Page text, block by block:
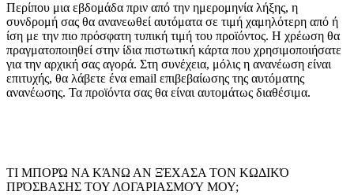
Περίπου μια εβδομάδα πριν από την ημερομηνία λήξης, η
συνδρομή σας θα ανανεωθεί αυτόματα σε τιμή χαμηλότερη από ή
ίση με την πιο πρόσφατη τυπική τιμή του προϊόντος. Η χρέωση θα
πραγματοποιηθεί στην ίδια πιστωτική κάρτα που χρησιμοποιήσατε
για την αρχική σας αγορά. Στη συνέχεια, μόλις η ανανέωση είναι
επιτυχής, θα λάβετε ένα email επιβεβαίωσης της αυτόματης
ανανέωσης. Τα προϊόντα σας θα είναι αυτομάτως διαθέσιμα.
ΤΙ ΜΠΟΡΏ ΝΑ ΚΆΝΩ ΑΝ ΞΈΧΑΣΑ ΤΟΝ ΚΩΔΙΚΌ
ΠΡΌΣΒΑΣΗΣ ΤΟΥ ΛΟΓΑΡΙΑΣΜΟΎ ΜΟΥ;